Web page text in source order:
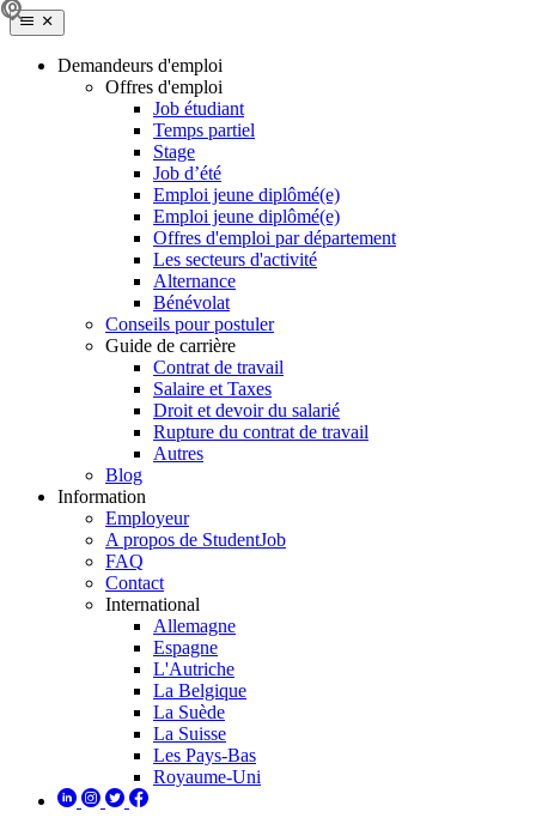
Demandeurs d'emploi
Offres d'emploi
Job étudiant
Temps partiel
Stage
Job d’été
Emploi jeune diplômé(e)
Emploi jeune diplômé(e)
Offres d'emploi par département
Les secteurs d'activité
Alternance
Bénévolat
Conseils pour postuler
Guide de carrière
Contrat de travail
Salaire et Taxes
Droit et devoir du salarié
Rupture du contrat de travail
Autres
Blog
Information
Employeur
A propos de StudentJob
FAQ
Contact
International
Allemagne
Espagne
L'Autriche
La Belgique
La Suède
La Suisse
Les Pays-Bas
Royaume-Uni